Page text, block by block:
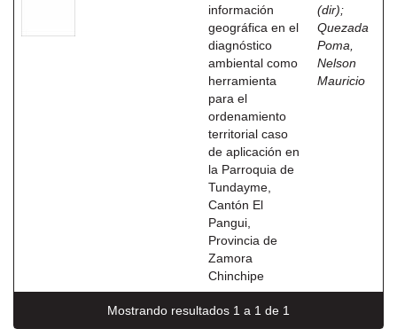
información
geográfica en el
diagnóstico
ambiental como
herramienta
para el
ordenamiento
territorial caso
de aplicación en
la Parroquia de
Tundayme,
Cantón El
Pangui,
Provincia de
Zamora
Chinchipe
(dir);
Quezada
Poma,
Nelson
Mauricio
Mostrando resultados 1 a 1 de 1